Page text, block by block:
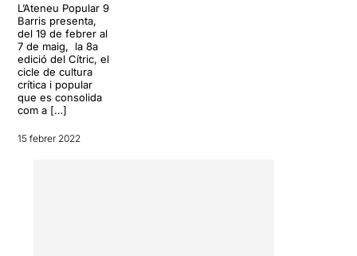
L’Ateneu Popular 9
Barris presenta,
del 19 de febrer al
7 de maig, la 8a
edició del Cítric, el
cicle de cultura
crítica i popular
que es consolida
com a […]
15 febrer 2022